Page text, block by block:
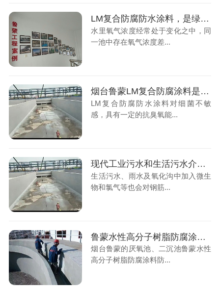
LM复合防腐防水涂料，是绿色水性防腐涂料
水里氧气浓度经常处于变化之中，同
一池中存在氧气浓度差...
烟台鲁蒙LM复合防腐涂料是污水厂防腐的好帮手
LM复合防腐防水涂料对细菌不敏
感，具有一定的抗臭氧能...
现代工业污水和生活污水介质对混凝土构筑物腐蚀的防护
生活污水、雨水及氧化沟中加入微生
物和氯气等也会对钢筋...
鲁蒙水性高分子树脂防腐涂料防腐防水涂料施工厌氧池、二沉池
烟台鲁蒙的厌氧池、二沉池鲁蒙水性
高分子树脂防腐涂料防...